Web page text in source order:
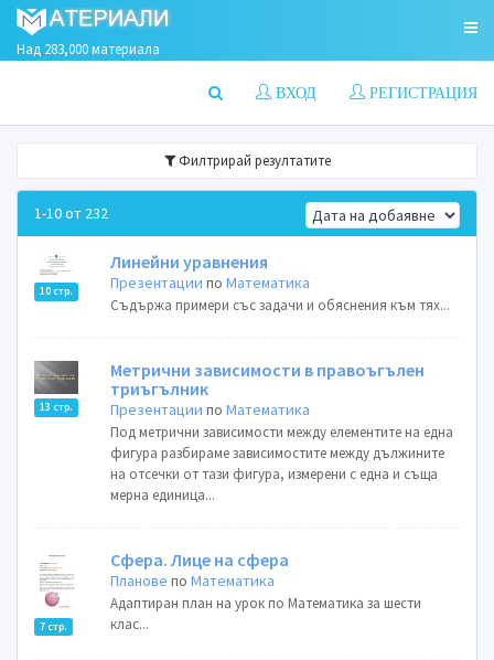
Над 283,000 материала
РЕГИСТРАЦИЯ
ВХОД
Филтрирай резултатите
1-10 от 232
10 стр.
Линейни уравнения
Презентации поМатематика
Съдържа примери със задачи и обяснения към тях...
13 стр.
Метрични зависимости в правоъгълен
триъгълник
Презентации поМатематика
Под метрични зависимости между елементите на една
фигура разбираме зависимостите между дължините
на отсечки от тази фигура, измерени с една и съща
мерна единица...
7 стр.
Сфера. Лице на сфера
Планове поМатематика
Адаптиран план на урок по Математика за шести
клас...